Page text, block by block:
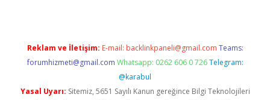
Reklam ve İletişim: E-mail: backlinkpaneli@gmail.com Teams:
forumhizmeti@gmail.com Whatsapp: 0262 606 0 726 Telegram:
@karabul
Yasal Uyarı: Sitemiz, 5651 Sayılı Kanun gereğince Bilgi Teknolojileri